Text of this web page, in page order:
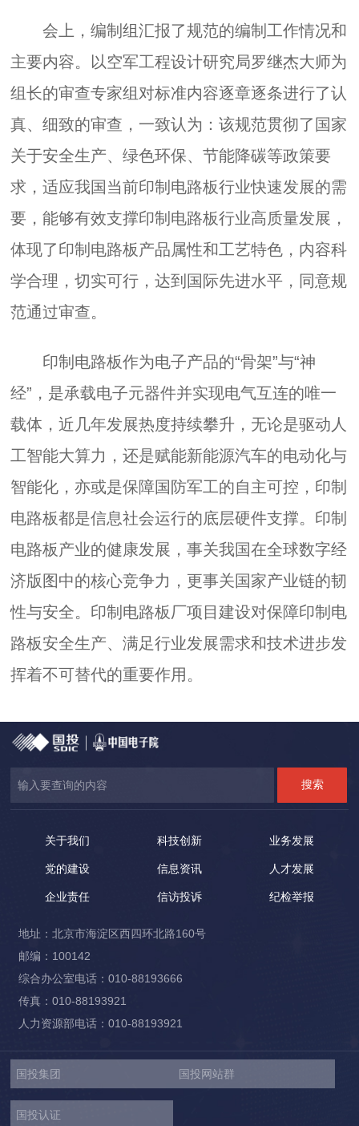
会上，编制组汇报了规范的编制工作情况和
主要内容。以空军工程设计研究局罗继杰大师为
组长的审查专家组对标准内容逐章逐条进行了认
真、细致的审查，一致认为：该规范贯彻了国家
关于安全生产、绿色环保、节能降碳等政策要
求，适应我国当前印制电路板行业快速发展的需
要，能够有效支撑印制电路板行业高质量发展，
体现了印制电路板产品属性和工艺特色，内容科
学合理，切实可行，达到国际先进水平，同意规
范通过审查。
印制电路板作为电子产品的“骨架”与“神
经”，是承载电子元器件并实现电气互连的唯一
载体，近几年发展热度持续攀升，无论是驱动人
工智能大算力，还是赋能新能源汽车的电动化与
智能化，亦或是保障国防军工的自主可控，印制
电路板都是信息社会运行的底层硬件支撑。印制
电路板产业的健康发展，事关我国在全球数字经
济版图中的核心竞争力，更事关国家产业链的韧
性与安全。印制电路板厂项目建设对保障印制电
路板安全生产、满足行业发展需求和技术进步发
挥着不可替代的重要作用。
关于我们 科技创新 业务发展
党的建设 信息资讯 人才发展
企业责任 信访投诉 纪检举报
地址：北京市海淀区西四环北路160号
邮编：100142
综合办公室电话：010-88193666
传真：010-88193921
人力资源部电话：010-88193921
国投集团 国投网站群
国投认证